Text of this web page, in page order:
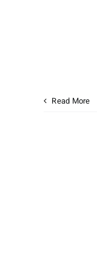
Read More